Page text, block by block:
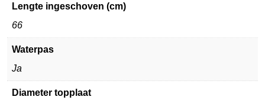
Lengte ingeschoven (cm)
66
Waterpas
Ja
Diameter topplaat